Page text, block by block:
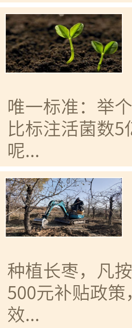
唯一标准：举
比标注活菌数
呢...
种植长枣，凡
500元补贴政
效...